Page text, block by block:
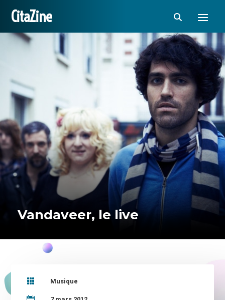
CitaZine
Vandaveer, le live
 Musique